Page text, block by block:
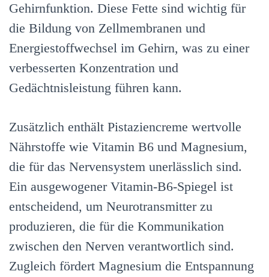
Gehirnfunktion. Diese Fette sind wichtig für
die Bildung von Zellmembranen und
Energiestoffwechsel im Gehirn, was zu einer
verbesserten Konzentration und
Gedächtnisleistung führen kann.
Zusätzlich enthält Pistaziencreme wertvolle
Nährstoffe wie Vitamin B6 und Magnesium,
die für das Nervensystem unerlässlich sind.
Ein ausgewogener Vitamin-B6-Spiegel ist
entscheidend, um Neurotransmitter zu
produzieren, die für die Kommunikation
zwischen den Nerven verantwortlich sind.
Zugleich fördert Magnesium die Entspannung